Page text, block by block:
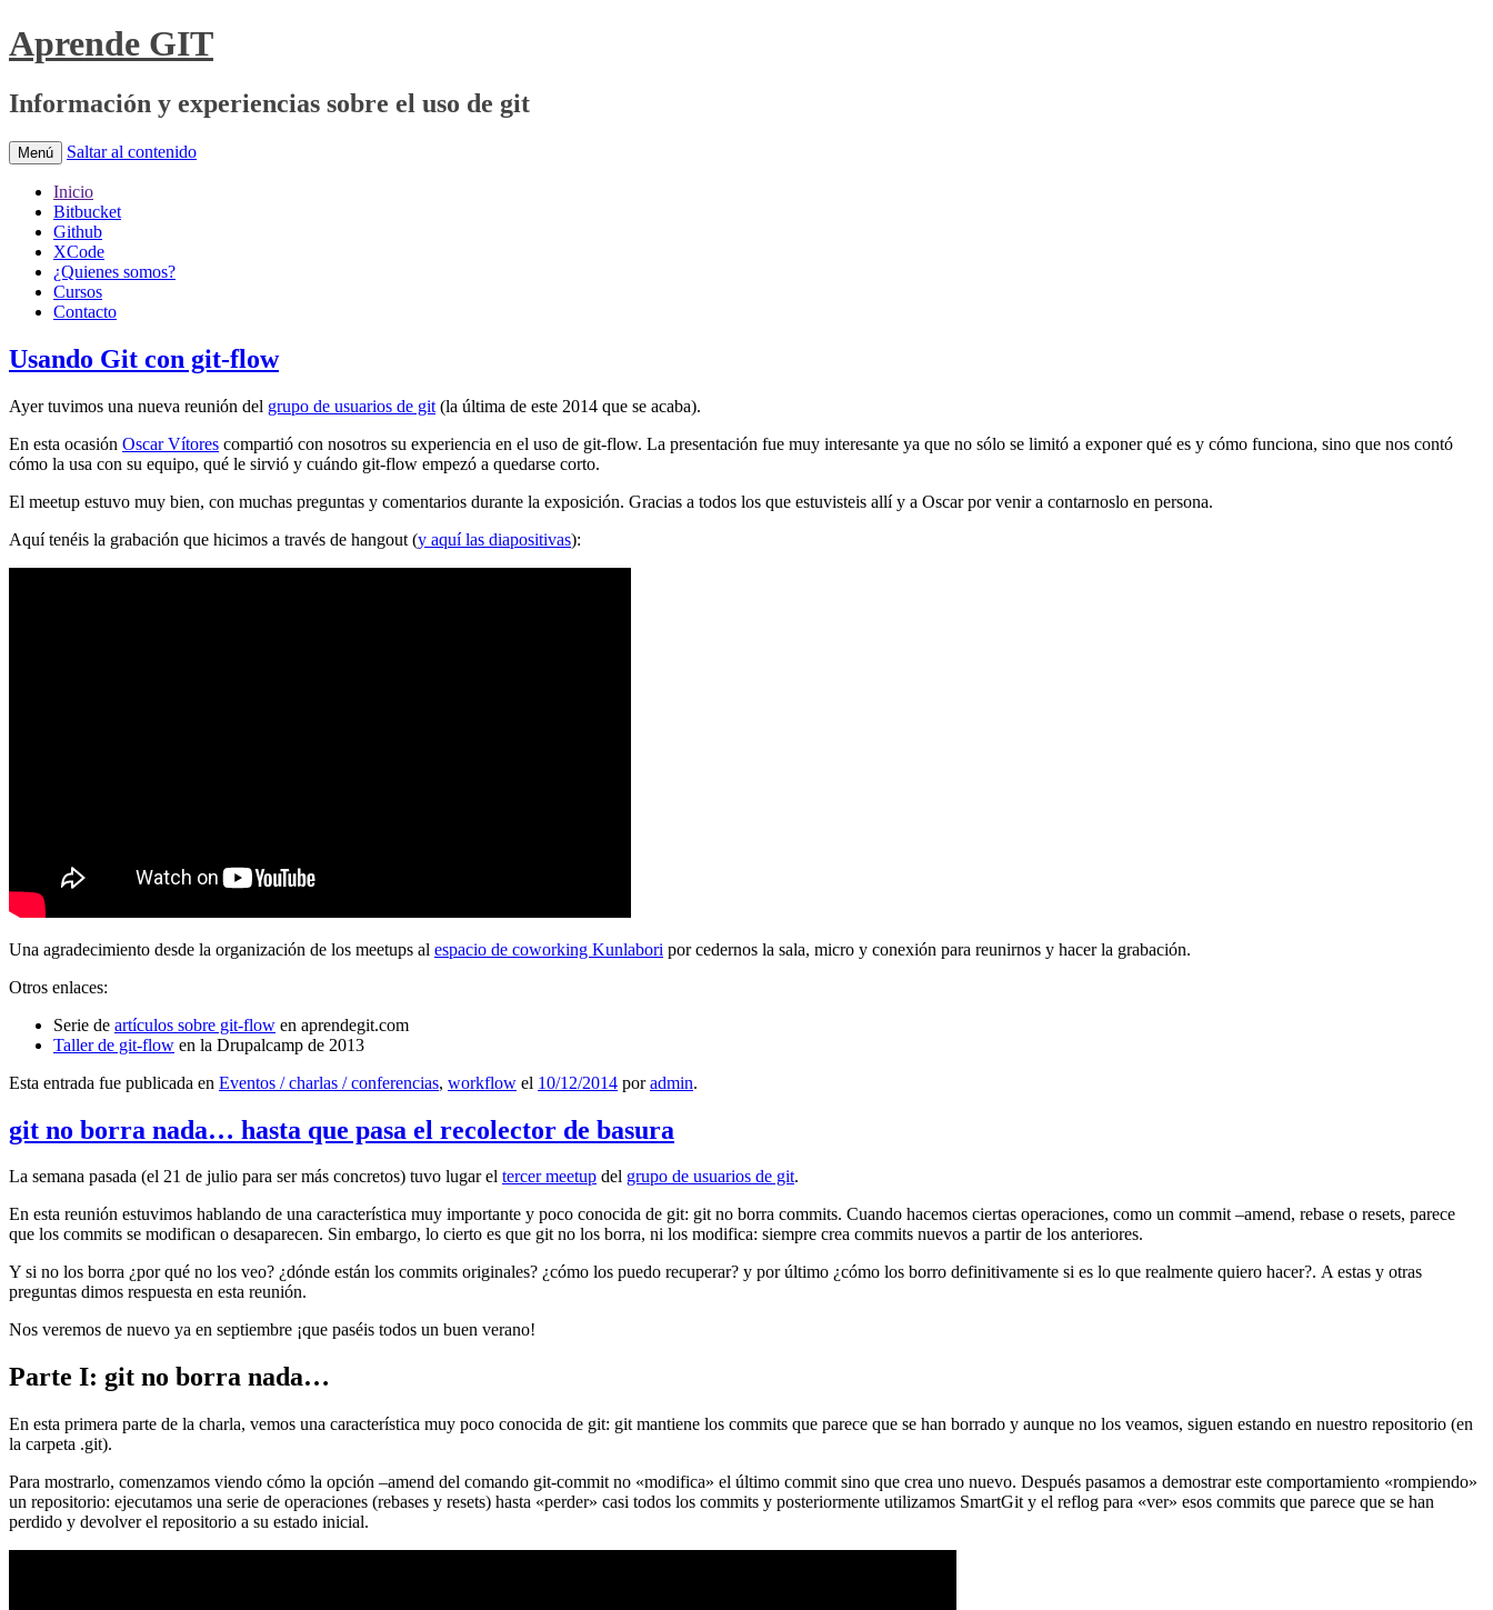
Aprende GIT
Información y experiencias sobre el uso de git
Menú Saltar al contenido
Inicio
Bitbucket
Github
XCode
¿Quienes somos?
Cursos
Contacto
Usando Git con git-flow
Ayer tuvimos una nueva reunión del grupo de usuarios de git (la última de este 2014 que se acaba).
En esta ocasión Oscar Vítores compartió con nosotros su experiencia en el uso de git-flow. La presentación fue muy interesante ya que no sólo se limitó a exponer qué es y cómo funciona, sino que nos contó
cómo la usa con su equipo, qué le sirvió y cuándo git-flow empezó a quedarse corto.
El meetup estuvo muy bien, con muchas preguntas y comentarios durante la exposición. Gracias a todos los que estuvisteis allí y a Oscar por venir a contarnoslo en persona.
Aquí tenéis la grabación que hicimos a través de hangout (y aquí las diapositivas):
Una agradecimiento desde la organización de los meetups al espacio de coworking Kunlabori por cedernos la sala, micro y conexión para reunirnos y hacer la grabación.
Otros enlaces:
Serie de artículos sobre git-flow en aprendegit.com
Taller de git-flow en la Drupalcamp de 2013
Esta entrada fue publicada en Eventos / charlas / conferencias, workflow el 10/12/2014 poradmin.
git no borra nada… hasta que pasa el recolector de basura
La semana pasada (el 21 de julio para ser más concretos) tuvo lugar el tercer meetup del grupo de usuarios de git.
En esta reunión estuvimos hablando de una característica muy importante y poco conocida de git: git no borra commits. Cuando hacemos ciertas operaciones, como un commit –amend, rebase o resets, parece
que los commits se modifican o desaparecen. Sin embargo, lo cierto es que git no los borra, ni los modifica: siempre crea commits nuevos a partir de los anteriores.
Y si no los borra ¿por qué no los veo? ¿dónde están los commits originales? ¿cómo los puedo recuperar? y por último ¿cómo los borro definitivamente si es lo que realmente quiero hacer?. A estas y otras
preguntas dimos respuesta en esta reunión.
Nos veremos de nuevo ya en septiembre ¡que paséis todos un buen verano!
Parte I: git no borra nada…
En esta primera parte de la charla, vemos una característica muy poco conocida de git: git mantiene los commits que parece que se han borrado y aunque no los veamos, siguen estando en nuestro repositorio (en
la carpeta .git).
Para mostrarlo, comenzamos viendo cómo la opción –amend del comando git-commit no «modifica» el último commit sino que crea uno nuevo. Después pasamos a demostrar este comportamiento «rompiendo»
un repositorio: ejecutamos una serie de operaciones (rebases y resets) hasta «perder» casi todos los commits y posteriormente utilizamos SmartGit y el reflog para «ver» esos commits que parece que se han
perdido y devolver el repositorio a su estado inicial.